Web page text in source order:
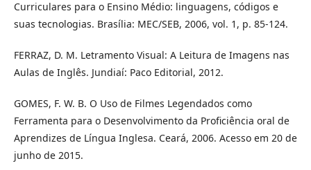
Curriculares para o Ensino Médio: linguagens, códigos e
suas tecnologias. Brasília: MEC/SEB, 2006, vol. 1, p. 85-124.
FERRAZ, D. M. Letramento Visual: A Leitura de Imagens nas
Aulas de Inglês. Jundiaí: Paco Editorial, 2012.
GOMES, F. W. B. O Uso de Filmes Legendados como
Ferramenta para o Desenvolvimento da Proficiência oral de
Aprendizes de Língua Inglesa. Ceará, 2006. Acesso em 20 de
junho de 2015.